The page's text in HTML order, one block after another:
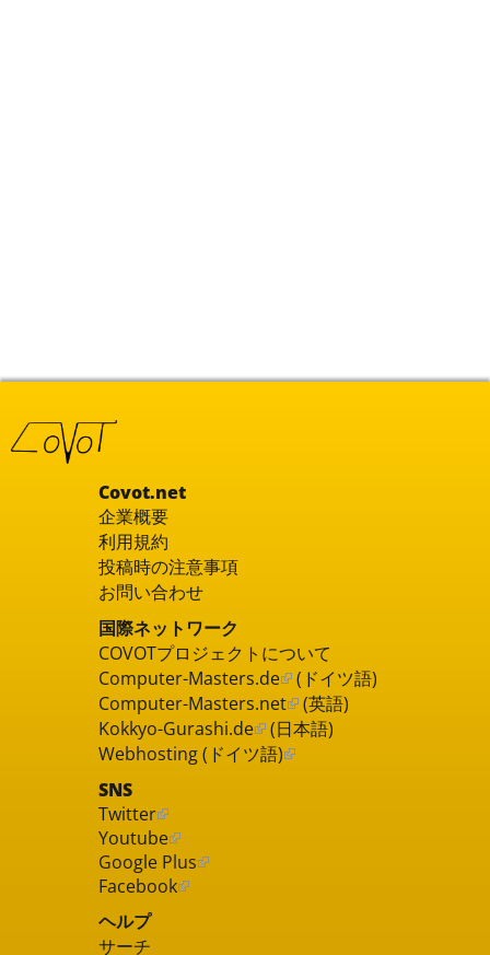
Covot.net
企業概要
利用規約
投稿時の注意事項
お問い合わせ
国際ネットワーク
COVOTプロジェクトについて
Computer-Masters.de (ドイツ語)
Computer-Masters.net (英語)
Kokkyo-Gurashi.de (日本語)
Webhosting (ドイツ語)
SNS
Twitter
Youtube
Google Plus
Facebook
ヘルプ
サーチ